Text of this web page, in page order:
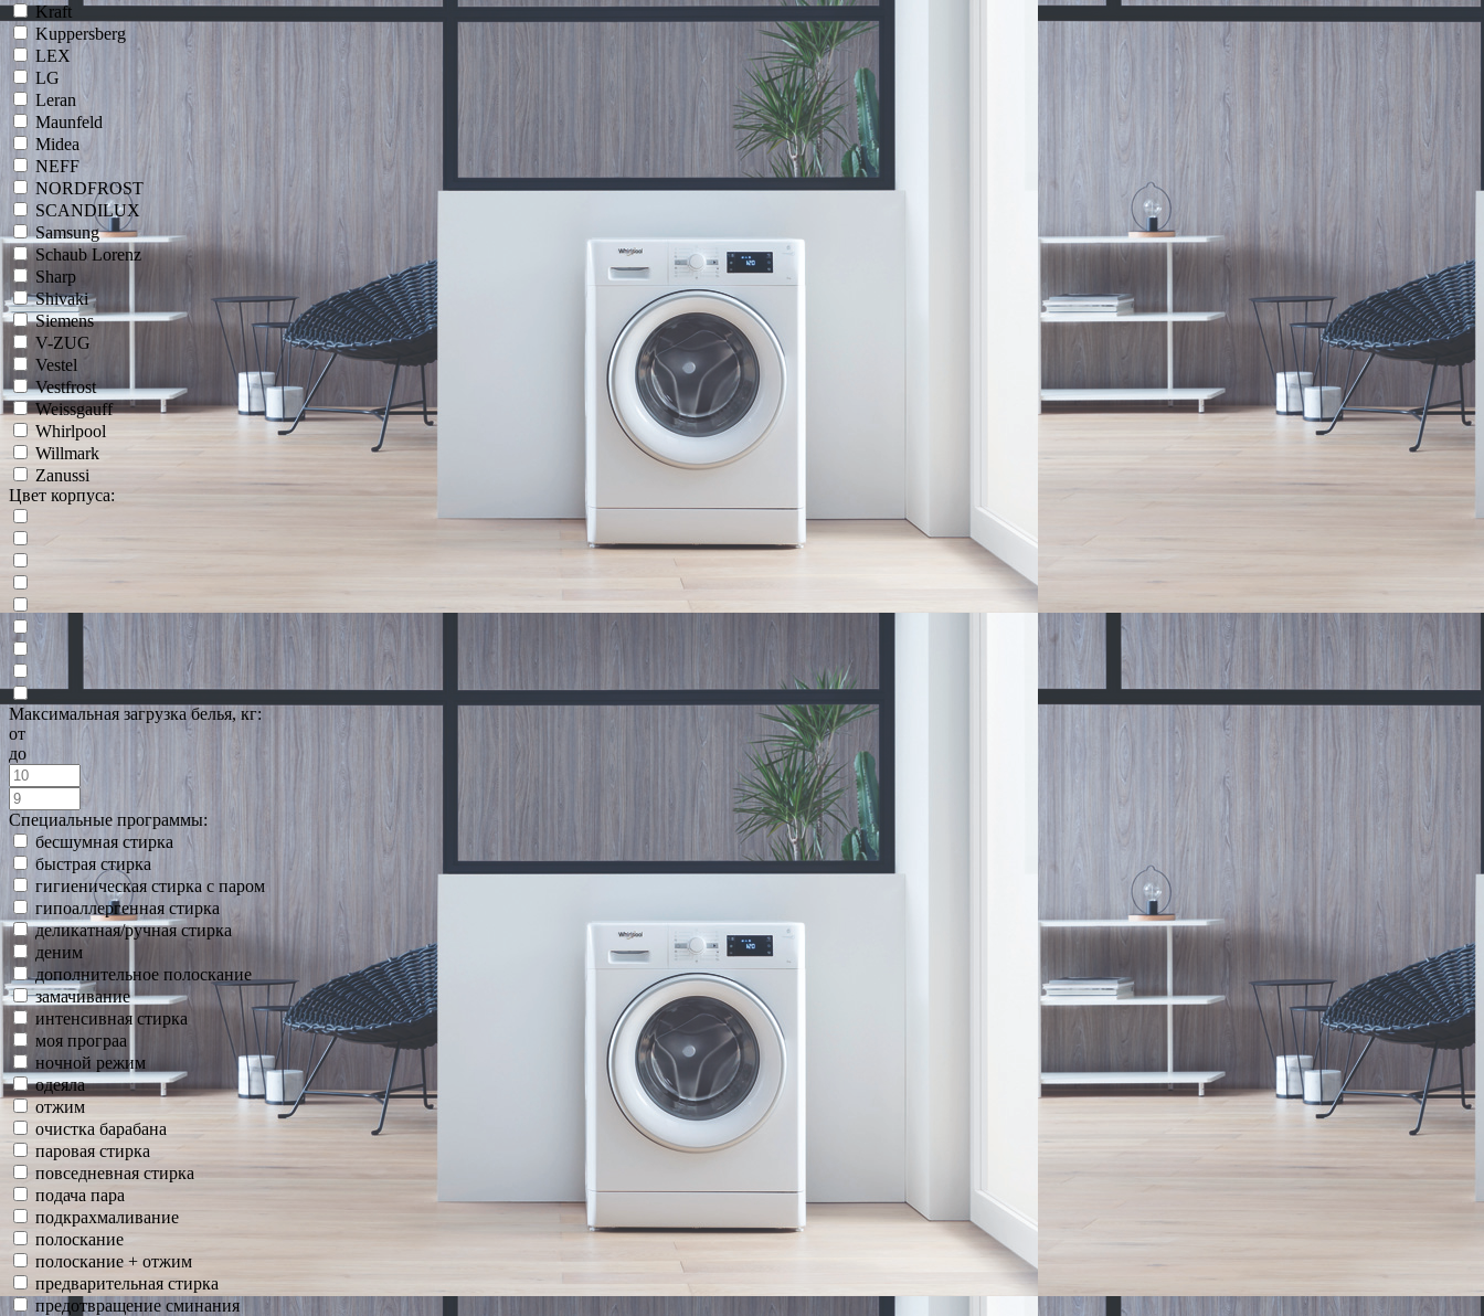
Kraft
Kuppersberg
LEX
LG
Leran
Maunfeld
Midea
NEFF
NORDFROST
SCANDILUX
Samsung
Schaub Lorenz
Sharp
Shivaki
Siemens
V-ZUG
Vestel
Vestfrost
Weissgauff
Whirlpool
Willmark
Zanussi
Цвет корпуса:
Максимальная загрузка белья, кг:
от
до
Специальные программы:
бесшумная стирка
быстрая стирка
гигиеническая стирка с паром
гипоаллергенная стирка
деликатная/ручная стирка
деним
дополнительное полоскание
замачивание
интенсивная стирка
моя програа
ночной режим
одеяла
отжим
очистка барабана
паровая стирка
повседневная стирка
подача пара
подкрахмаливание
полоскание
полоскание + отжим
предварительная стирка
предотвращение сминания